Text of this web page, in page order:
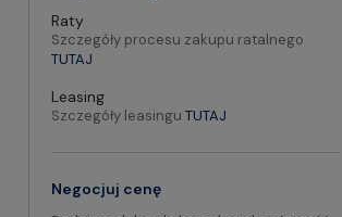
Raty
Szczegóły procesu zakupu ratalnego
TUTAJ
Leasing
Szczegóły leasingu TUTAJ
Negocjuj cenę